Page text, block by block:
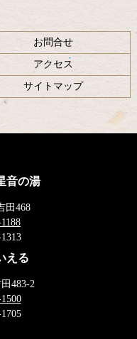
お問合せ
アクセス
サイトマップ
音の湯
田468
える
483-2